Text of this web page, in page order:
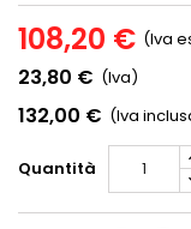
108,20 € (Iva
23,80 € (Iva)
132,00 € (Iva
Quantità